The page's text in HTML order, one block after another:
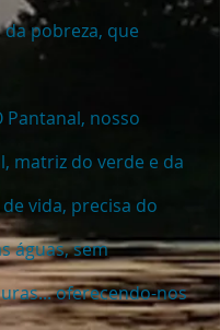
da pobreza, que
nosso
matriz do verde e da
vida, precisa do
águas, sem
oferecendo-nos